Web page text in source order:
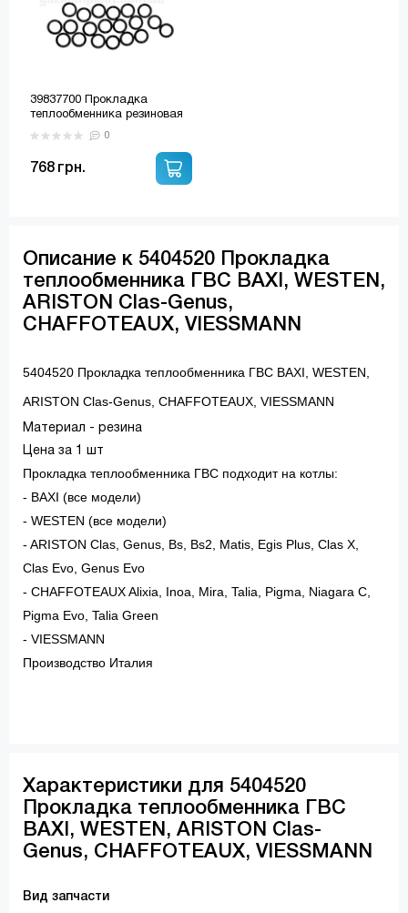
39837700 Прокладка
теплообменника резиновая
(20шт.) Ø - диаметр 15 мм
0
768 грн.
Описание к 5404520 Прокладка
теплообменника ГВС BAXI, WESTEN,
ARISTON Clas-Genus,
CHAFFOTEAUX, VIESSMANN
5404520 Прокладка теплообменника ГВС BAXI, WESTEN,
ARISTON Clas-Genus, CHAFFOTEAUX, VIESSMANN
Материал - резина
Цена за 1 шт
Прокладка теплообменника ГВС подходит на котлы:
- BAXI (все модели)
- WESTEN (все модели)
- ARISTON Clas, Genus, Bs, Bs2, Matis, Egis Plus, Clas X,
Clas Evo, Genus Evo
- CHAFFOTEAUX Alixia, Inoa, Mira, Talia, Pigma, Niagara C,
Pigma Evo, Talia Green
- VIESSMANN
Производство Италия
Характеристики для 5404520
Прокладка теплообменника ГВС
BAXI, WESTEN, ARISTON Clas-
Genus, CHAFFOTEAUX, VIESSMANN
Вид запчасти